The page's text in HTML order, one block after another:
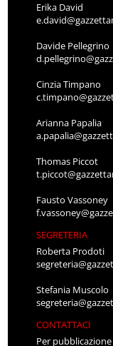
Erika David
Davide Pellegrino
Cinzia Timpano
Arianna Papalia
Thomas Piccot
Fausto Vassoney
SEGRETERIA
Roberta Prodoti
Stefania Muscolo
CONTATTACI
Per